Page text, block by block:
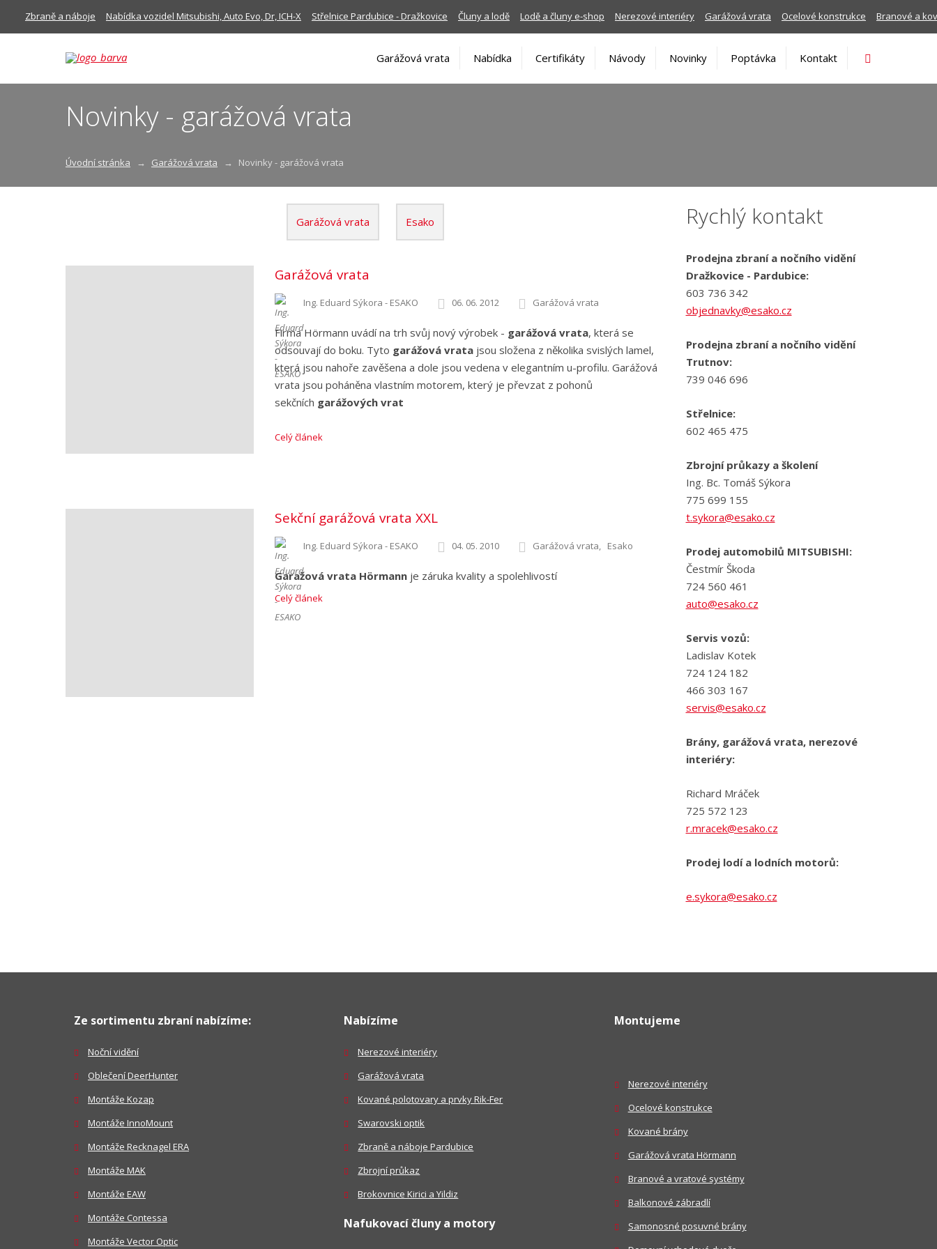
Zbraně a náboje Nabídka vozidel Mitsubishi, Auto Evo, Dr, ICH-X Střelnice Pardubice - Dražkovice Čluny a lodě Lodě a čluny e-shop Nerezové interiéry Garážová vrata Ocelové konstrukce Branové a
Garážová vrata Nabídka Certifikáty Návody Novinky Poptávka Kontakt
Novinky - garážová vrata
Úvodní stránka Garážová vrata Novinky - garážová vrata
Garážová vrata Esako
Garážová vrata
Ing. Eduard Sýkora - ESAKO 06. 06. 2012 Garážová vrata
Firma Hörmann uvádí na trh svůj nový výrobek - garážová vrata, která se
odsouvají do boku. Tyto garážová vrata jsou složena z několika svislých lamel,
která jsou nahoře zavěšena a dole jsou vedena v elegantním u-profilu. Garážová
vrata jsou poháněna vlastním motorem, který je převzat z pohonů
sekčních garážových vrat
Celý článek
Sekční garážová vrata XXL
Ing. Eduard Sýkora - ESAKO 04. 05. 2010 Garážová vrata Esako
Garažová vrata Hörmann je záruka kvality a spolehlivostí
Celý článek
Rychlý kontakt
Prodejna zbraní a nočního vidění
Dražkovice - Pardubice:
603 736 342
objednavky@esako.cz
Prodejna zbraní a nočního vidění
Trutnov:
739 046 696
Střelnice:
602 465 475
Zbrojní průkazy a školení
Ing. Bc. Tomáš Sýkora
775 699 155
t.sykora@esako.cz
Prodej automobilů MITSUBISHI:
Čestmír Škoda
724 560 461
auto@esako.cz
Servis vozů:
Ladislav Kotek
724 124 182
466 303 167
servis@esako.cz
Brány, garážová vrata, nerezové
interiéry:
Richard Mráček
725 572 123
r.mracek@esako.cz
Prodej lodí a lodních motorů:
e.sykora@esako.cz
Ze sortimentu zbraní nabízíme:
Noční vidění
Oblečení DeerHunter
Montáže Kozap
Montáže InnoMount
Montáže Recknagel ERA
Montáže MAK
Montáže EAW
Montáže Contessa
Montáže Vector Optic
Nabízíme
Nerezové interiéry
Garážová vrata
Kované polotovary a prvky Rik-Fer
Swarovski optik
Zbraně a náboje Pardubice
Zbrojní průkaz
Brokovnice Kirici a Yildiz
Nafukovací čluny a motory
Montujeme
Nerezové interiéry
Ocelové konstrukce
Kované brány
Garážová vrata Hörmann
Branové a vratové systémy
Balkonové zábradlí
Samonosné posuvné brány